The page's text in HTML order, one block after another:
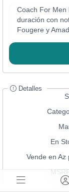
Coach For Men
duración con
Fougere y
Detalles
En
Vende en Az